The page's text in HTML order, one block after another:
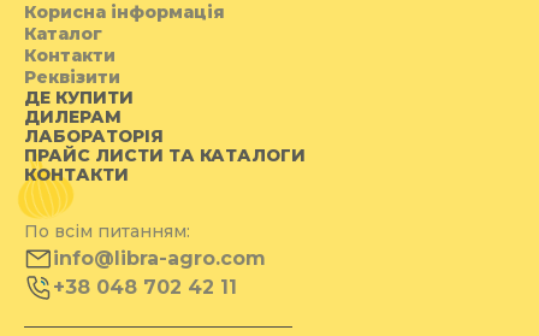
Корисна інформація
Каталог
Контакти
Реквізити
ДЕ КУПИТИ
ДИЛЕРАМ
ЛАБОРАТОРІЯ
ПРАЙС ЛИСТИ ТА КАТАЛОГИ
КОНТАКТИ
По всім питанням:
info@libra-agro.com
+38 048 702 42 11